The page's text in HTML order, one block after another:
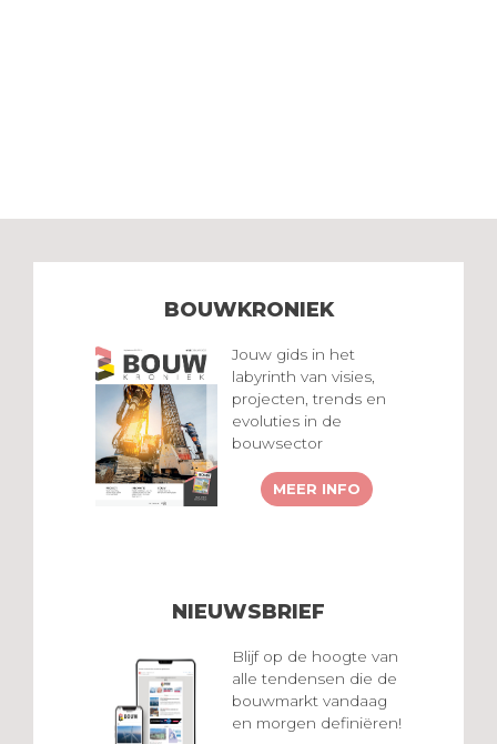
BOUWKRONIEK
Jouw gids in het
labyrinth van visies,
projecten, trends en
evoluties in de
bouwsector
MEER INFO
NIEUWSBRIEF
Blijf op de hoogte van
alle tendensen die de
bouwmarkt vandaag
en morgen definiëren!